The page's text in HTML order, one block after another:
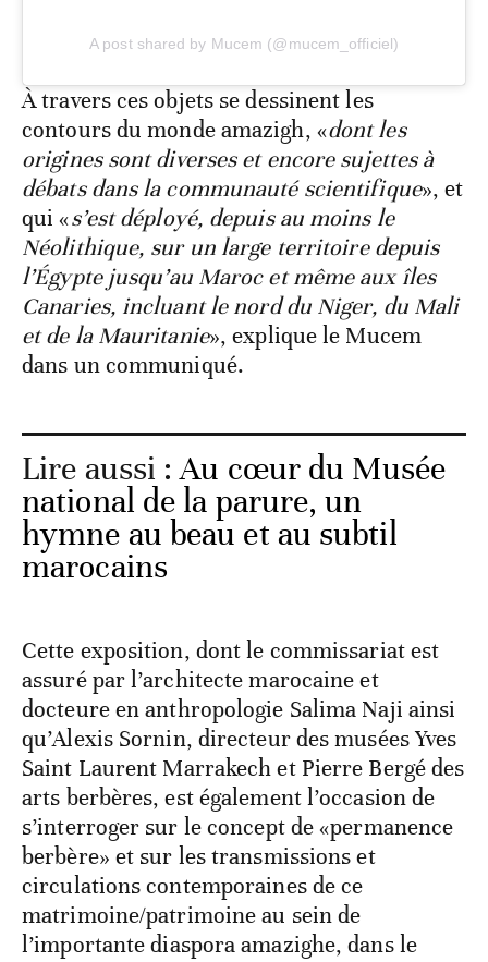
A post shared by Mucem (@mucem_officiel)
À travers ces objets se dessinent les
contours du monde amazigh, «dont les
origines sont diverses et encore sujettes à
débats dans la communauté scientifique», et
qui «s’est déployé, depuis au moins le
Néolithique, sur un large territoire depuis
l’Égypte jusqu’au Maroc et même aux îles
Canaries, incluant le nord du Niger, du Mali
et de la Mauritanie», explique le Mucem
dans un communiqué.
Lire aussi :Au cœur du Musée
national de la parure, un
hymne au beau et au subtil
marocains
Cette exposition, dont le commissariat est
assuré par l’architecte marocaine et
docteure en anthropologie Salima Naji ainsi
qu’Alexis Sornin, directeur des musées Yves
Saint Laurent Marrakech et Pierre Bergé des
arts berbères, est également l’occasion de
s’interroger sur le concept de «permanence
berbère» et sur les transmissions et
circulations contemporaines de ce
matrimoine/patrimoine au sein de
l’importante diaspora amazighe, dans le